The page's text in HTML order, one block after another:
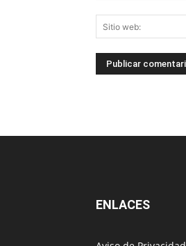
ENLACES